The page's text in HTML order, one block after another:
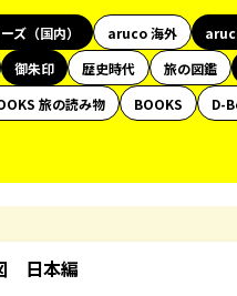
ズ（国内） aruco 海外
御朱印 歴史時代 旅の図鑑
旅の読み物 BOOKS
D-
日本編